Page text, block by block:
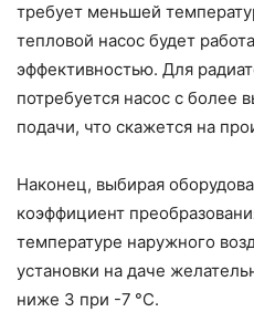
требует меньшей
тепловой насос будет
эффективностью. Для
потребуется насос с более
подачи, что скажется на
Наконец, выбирая
коэффициент
температуре наружного
установки на даче
ниже 3 при -7 °C.